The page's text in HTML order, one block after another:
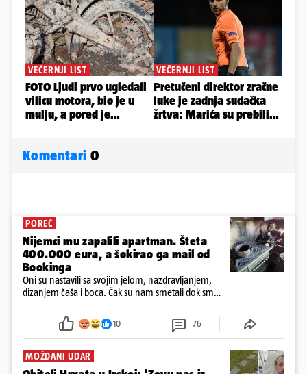
Komentari 0
POREČ
Nijemci mu zapalili apartman. Šteta
400.000 eura, a šokirao ga mail od
Bookinga
Oni su nastavili sa svojim jelom, nazdravljanjem,
dizanjem čaša i boca. Čak su nam smetali dok smo
požar, rekao je vlasnik
10 76
MOŽDANI UDAR